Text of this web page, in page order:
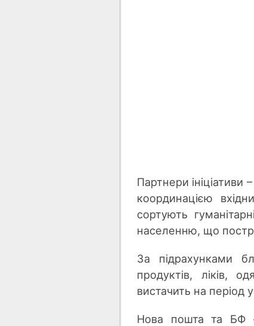
Партнери
координацією
сортують
населенню, що
За підрахунками
продуктів, ліків,
вистачить на період
Нова пошта та БФ